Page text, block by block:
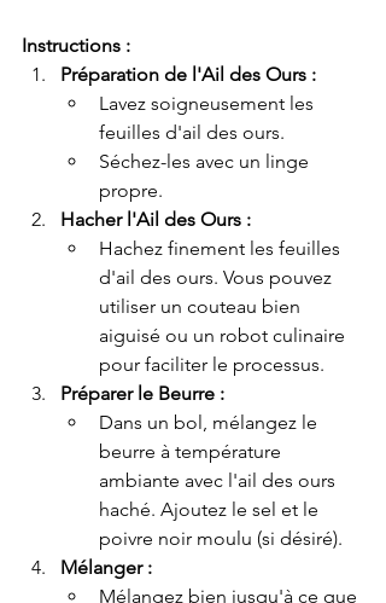
Instructions :
Préparation de l'Ail des Ours :
Lavez soigneusement les
feuilles d'ail des ours.
Séchez-les avec un linge
propre.
Hacher l'Ail des Ours :
Hachez finement les feuilles
d'ail des ours. Vous pouvez
utiliser un couteau bien
aiguisé ou un robot culinaire
pour faciliter le processus.
Préparer le Beurre :
Dans un bol, mélangez le
beurre à température
ambiante avec l'ail des ours
haché. Ajoutez le sel et le
poivre noir moulu (si désiré).
Mélanger :
Mélangez bien jusqu'à ce que